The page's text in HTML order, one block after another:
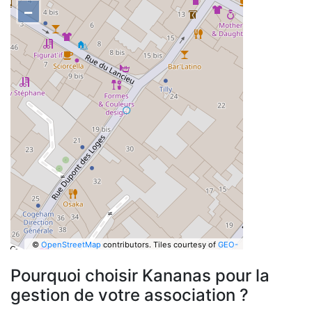
−
© OpenStreetMapcontributors. Tiles courtesy of GEO-
Pourquoi choisir Kananas pour la
gestion de votre association ?